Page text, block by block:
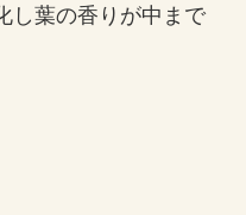
し葉の香りが中まで